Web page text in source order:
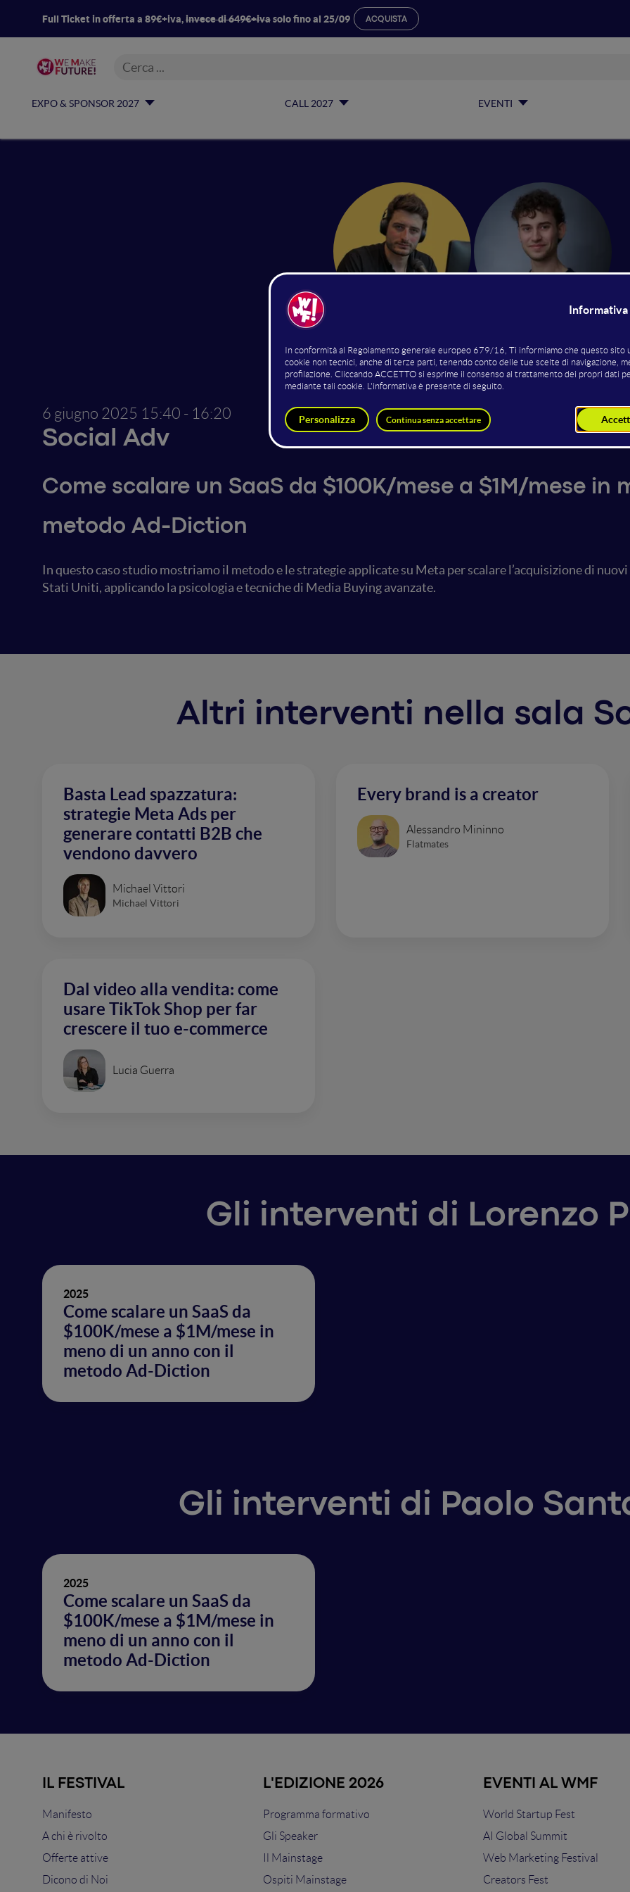
Full Ticket in offerta a 89€+iva,invece di 649€+ivasolo fino al 25/09 ACQUISTA
EXPO & SPONSOR 2027 CALL 2027 EVENTI
Founder
Growthub
Meta Ads Specialist
Paolo Santanicchia
6 giugno 2025 15:40 - 16:20
Social Adv
Come scalare un SaaS da $100K/mese a $1M/mese in
metodo Ad-Diction
In questo caso studio mostriamo il metodo e le strategie applicate su Meta per scalare l’acquisizione di
Stati Uniti, applicando la psicologia e tecniche di Media Buying avanzate.
Altri interventi nella sala
Basta Lead spazzatura:
strategie Meta Ads per
generare contatti B2B che
vendono davvero
Michael Vittori
Michael Vittori
Every brand is a creator
Alessandro Mininno
Flatmates
Dal video alla vendita: come
usare TikTok Shop per far
crescere il tuo e-commerce
Lucia Guerra
Gli interventi di Lorenzo
2025
Come scalare un SaaS da
$100K/mese a $1M/mese in
meno di un anno con il
metodo Ad-Diction
Gli interventi di Paolo
2025
Come scalare un SaaS da
$100K/mese a $1M/mese in
meno di un anno con il
metodo Ad-Diction
IL FESTIVAL
Manifesto
A chi è rivolto
Offerte attive
Dicono di Noi
L'EDIZIONE 2026
Programma formativo
Gli Speaker
Il Mainstage
Ospiti Mainstage
EVENTI AL WMF
World Startup Fest
AI Global Summit
Web Marketing Festival
Creators Fest